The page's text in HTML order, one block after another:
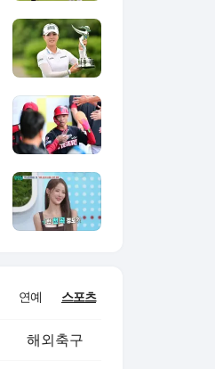
연예 스포츠
해외축구